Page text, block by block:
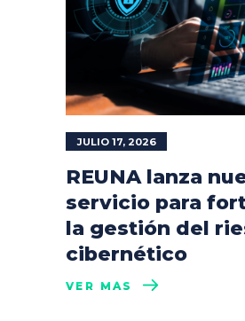
JULIO 17, 2026
REUNA lanza
servicio para
la gestión del
cibernético
VER MÁS